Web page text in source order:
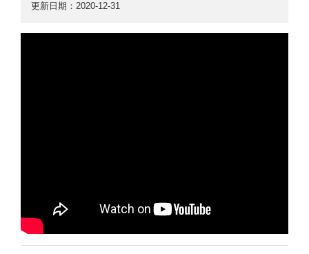
更新日期：2020-12-31